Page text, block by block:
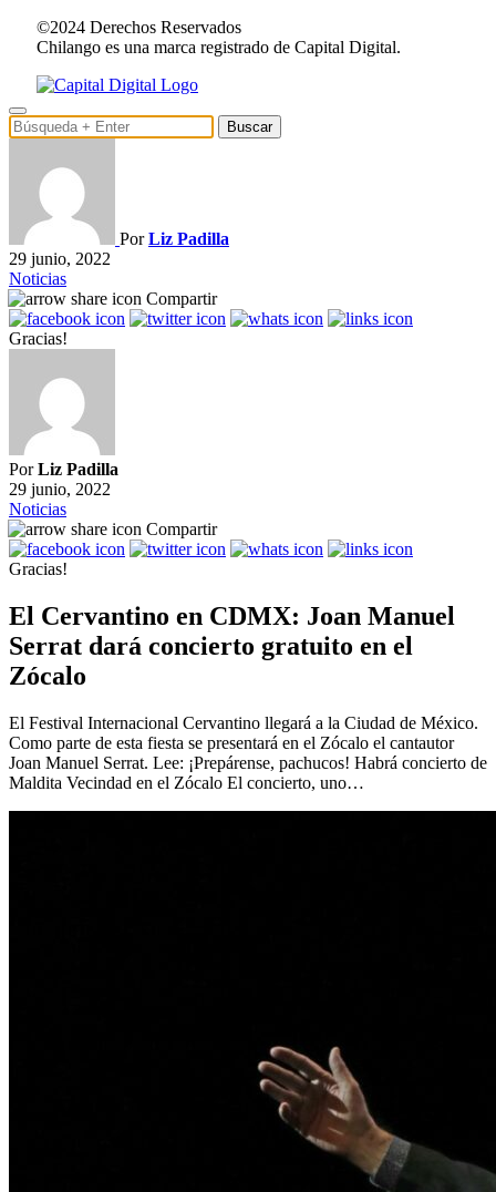
©2024 Derechos Reservados
Chilango es una marca registrado de Capital Digital.
Buscar
PorLiz Padilla
29 junio, 2022
Noticias
Compartir
Gracias!
PorLiz Padilla
29 junio, 2022
Noticias
Compartir
Gracias!
El Cervantino en CDMX: Joan Manuel
Serrat dará concierto gratuito en el
Zócalo
El Festival Internacional Cervantino llegará a la Ciudad de México.
Como parte de esta fiesta se presentará en el Zócalo el cantautor
Joan Manuel Serrat. Lee: ¡Prepárense, pachucos! Habrá concierto de
Maldita Vecindad en el Zócalo El concierto, uno…